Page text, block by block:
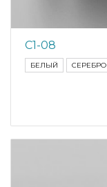
С1-08
БЕЛЫЙ СЕРЕБРО